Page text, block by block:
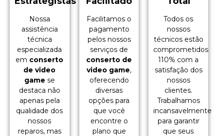
Nossa
assistência
técnica
especializada
em conserto
de video
game se
destaca não
apenas pela
qualidade dos
nossos
reparos, mas
Facilitamos o
pagamento
pelos nossos
serviços de
conserto de
video game,
oferecendo
diversas
opções para
que você
encontre o
plano que
Todos os
nossos
técnicos estão
comprometidos
110% com a
satisfação dos
nossos
clientes.
Trabalhamos
incansavelmente
para garantir
que seus